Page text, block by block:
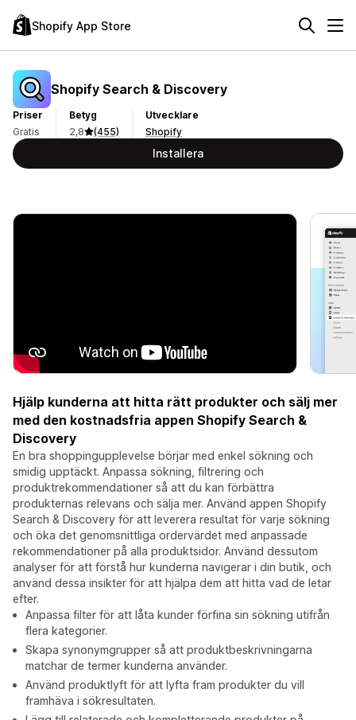
Shopify App Store
Shopify Search & Discovery
Priser
Gratis
Betyg
2,8
(455)
Utvecklare
Shopify
Installera
Hjälp kunderna att hitta rätt produkter och sälj mer
med den kostnadsfria appen Shopify Search &
Discovery
En bra shoppingupplevelse börjar med enkel sökning och
smidig upptäckt. Anpassa sökning, filtrering och
produktrekommendationer så att du kan förbättra
produkternas relevans och sälja mer. Använd appen Shopify
Search & Discovery för att leverera resultat för varje sökning
och öka det genomsnittliga ordervärdet med anpassade
rekommendationer på alla produktsidor. Använd dessutom
analyser för att förstå hur kunderna navigerar i din butik, och
använd dessa insikter för att hjälpa dem att hitta vad de letar
efter.
Anpassa filter för att låta kunder förfina sin sökning utifrån
flera kategorier.
Skapa synonymgrupper så att produktbeskrivningarna
matchar de termer kunderna använder.
Använd produktlyft för att lyfta fram produkter du vill
framhäva i sökresultaten.